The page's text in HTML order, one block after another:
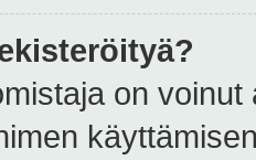
on